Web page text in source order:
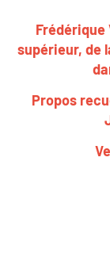
Frédérique
supérieur, de
Propos